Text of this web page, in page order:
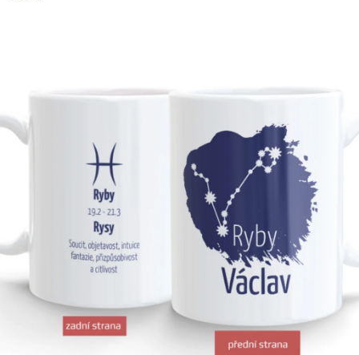
Domácnost
Oblečení
Přihlášení